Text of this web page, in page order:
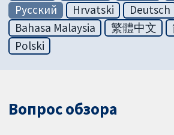
Русский
Hrvatski
Deutsch
Bahasa Malaysia
繁體中文
Polski
Вопрос обзора